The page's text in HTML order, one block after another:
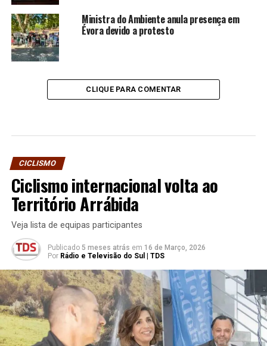
Ministra do Ambiente anula presença em
Évora devido a protesto
CLIQUE PARA COMENTAR
CICLISMO
Ciclismo internacional volta ao
Território Arrábida
Veja lista de equipas participantes
Publicado 5 meses atrás em 16 de Março, 2026
Por Rádio e Televisão do Sul | TDS